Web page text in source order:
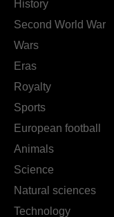
History
Second World War
Wars
Eras
Royalty
Sports
European football
Animals
Science
Natural sciences
Technology